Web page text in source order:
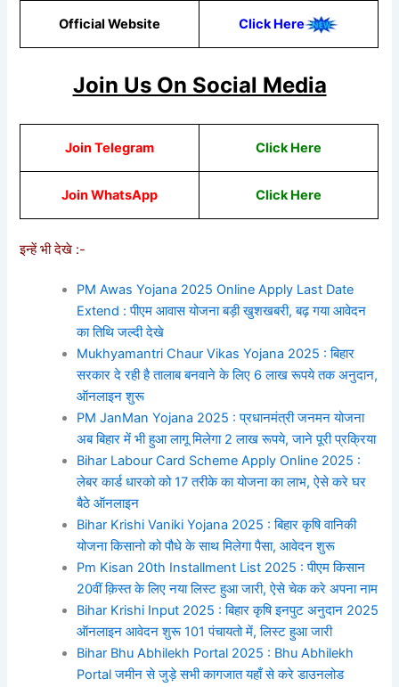
Official Website Click Here
Join Us On Social Media
Join Telegram Click Here
Join WhatsApp Click Here
इन्हें भी देखे :-
PM Awas Yojana 2025 Online Apply Last Date
Extend : पीएम आवास योजना बड़ी खुशखबरी, बढ़ गया आवेदन
का तिथि जल्दी देखे
Mukhyamantri Chaur Vikas Yojana 2025 : बिहार
सरकार दे रही है तालाब बनवाने के लिए 6 लाख रूपये तक अनुदान,
ऑनलाइन शुरू
PM JanMan Yojana 2025 : प्रधानमंत्री जनमन योजना
अब बिहार में भी हुआ लागू मिलेगा 2 लाख रूपये, जाने पूरी प्रक्रिया
Bihar Labour Card Scheme Apply Online 2025 :
लेबर कार्ड धारको को 17 तरीके का योजना का लाभ, ऐसे करे घर
बैठे ऑनलाइन
Bihar Krishi Vaniki Yojana 2025 : बिहार कृषि वानिकी
योजना किसानो को पौधे के साथ मिलेगा पैसा, आवेदन शुरू
Pm Kisan 20th Installment List 2025 : पीएम किसान
20वीं क़िस्त के लिए नया लिस्ट हुआ जारी, ऐसे चेक करे अपना नाम
Bihar Krishi Input 2025 : बिहार कृषि इनपुट अनुदान 2025
ऑनलाइन आवेदन शुरू 101 पंचायतो में, लिस्ट हुआ जारी
Bihar Bhu Abhilekh Portal 2025 : Bhu Abhilekh
Portal जमीन से जुड़े सभी कागजात यहाँ से करे डाउनलोड